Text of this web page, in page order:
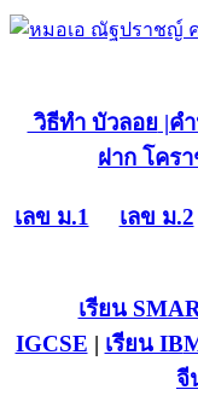
วิธีทำ บัวลอย |ค
ฝาก โคร
เลข ม.1 เลข ม.2
เรียน
IGCSE | เรียน IB
จี